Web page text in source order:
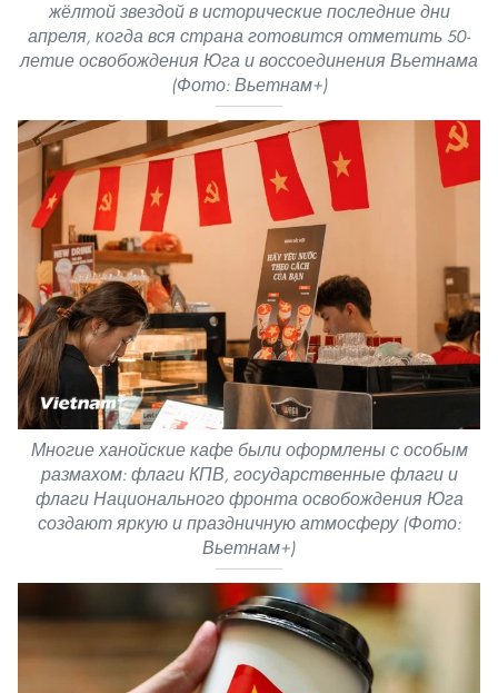
жёлтой звездой в исторические последние дни
апреля, когда вся страна готовится отметить 50-
летие освобождения Юга и воссоединения Вьетнама
(Фото: Вьетнам+)
Многие ханойские кафе были оформлены с особым
размахом: флаги КПВ, государственные флаги и
флаги Национального фронта освобождения Юга
создают яркую и праздничную атмосферу (Фото:
Вьетнам+)